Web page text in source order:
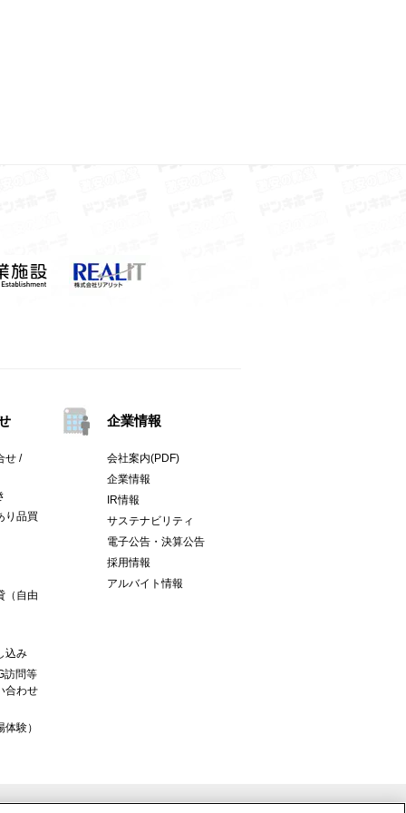
せ /
り品買
（自由
込み
訪問等
合わせ
験）
企業情報
会社案内(PDF)
企業情報
IR情報
サステナビリティ
電子公告・決算公告
採用情報
アルバイト情報